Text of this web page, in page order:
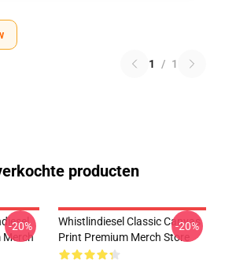
1 / 1
producten
Merch
-20%
Whistlindiesel Classic Canvas
Print Premium Merch Store
-20%